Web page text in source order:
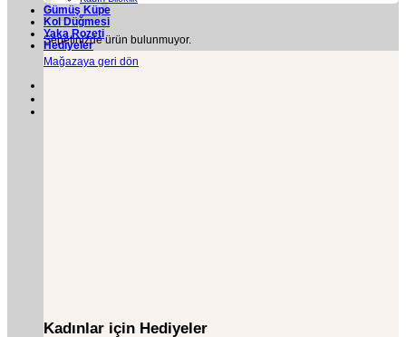
Sepetinizde ürün bulunmuyor.
Mağazaya geri dön
Gümüş Küpe
Kol Düğmesi
Yaka Rozeti
Hediyeler
Kadınlar için Hediyeler